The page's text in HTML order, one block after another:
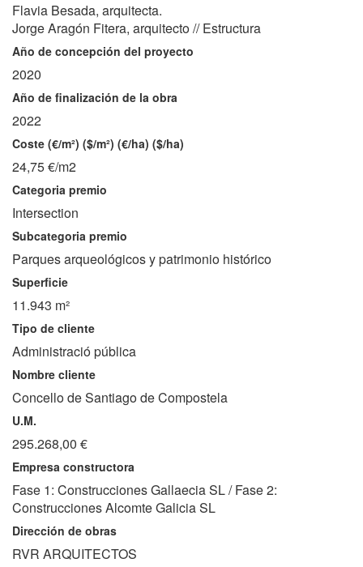
Flavia Besada, arquitecta.
Jorge Aragón Fitera, arquitecto // Estructura
Año de concepción del proyecto
2020
Año de finalización de la obra
2022
Coste (€/m²) ($/m²) (€/ha) ($/ha)
24,75 €/m2
Categoria premio
Intersection
Subcategoria premio
Parques arqueológicos y patrimonio histórico
Superficie
11.943 m²
Tipo de cliente
Administració pública
Nombre cliente
Concello de Santiago de Compostela
U.M.
295.268,00 €
Empresa constructora
Fase 1: Construcciones Gallaecia SL / Fase 2:
Construcciones Alcomte Galicia SL
Dirección de obras
RVR ARQUITECTOS